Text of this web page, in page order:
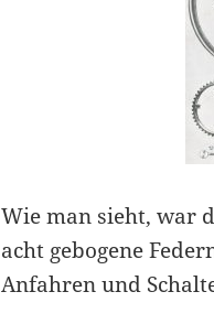
Wie man sieht, war
acht gebogene
Anfahren und